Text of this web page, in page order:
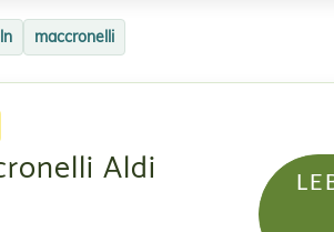
maccronelli
Aldi